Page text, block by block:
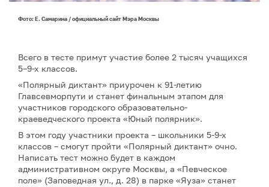
Фото: Е. Самарина / официальный сайт Мэра Москвы
Всего в тесте примут участие более 2 тысяч учащихся
5–9-х классов.
«Полярный диктант» приурочен к 91-летию
Главсевморпути и станет финальным этапом для
участников городского образовательно-
краеведческого проекта «Юный полярник».
В этом году участники проекта – школьники 5-9-х
классов – смогут пройти «Полярный диктант» очно.
Написать тест можно будет в каждом
административном округе Москвы, а «Певческое
поле» (Заповедная ул., д. 28) в парке «Яуза» станет